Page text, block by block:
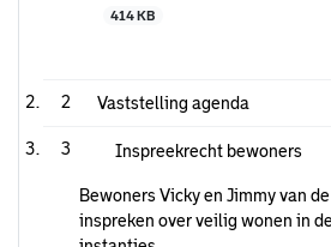
414 KB
2 Vaststelling agenda
3 Inspreekrecht bewoners
Bewoners Vicky en Jimmy van
inspreken over veilig wonen in